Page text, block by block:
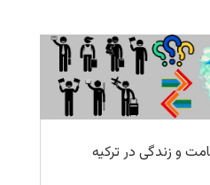
و زندگی در ترکیه